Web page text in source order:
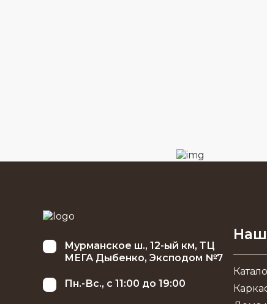
Мурманское ш., 12-ый км, ТЦ
МЕГА Дыбенко, Эксподом №7
Пн.-Вс., с 11:00 до 19:00